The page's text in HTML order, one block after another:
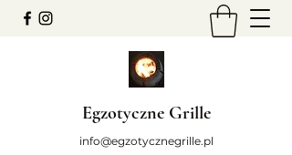
Egzotyczne Grille
info@egzotycznegrille.pl